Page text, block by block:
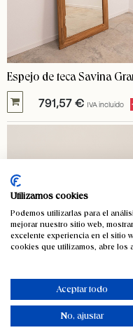
Espejo de teca Savina
791,57 € IVA incluido
Silla de madera de teca
Utilizamos cookies
Podemos utilizarlas para el
mejorar nuestro sitio web,
excelente experiencia en el sitio
cookies que utilizamos, abre los
Aceptar todo
No, ajustar